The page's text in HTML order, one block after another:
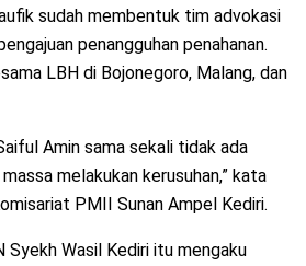
sudah membentuk tim advokasi
penangguhan penahanan.
LBH di Bojonegoro, Malang, dan
Amin sama sekali tidak ada
melakukan kerusuhan,” kata
PMII Sunan Ampel Kediri.
Syekh Wasil Kediri itu mengaku